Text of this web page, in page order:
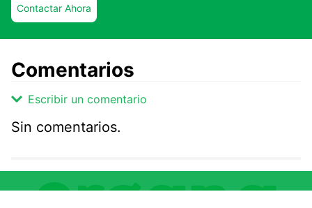
Contactar Ahora
Comentarios
Escribir un comentario
Comentario
Sin comentarios.